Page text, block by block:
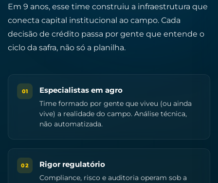
Em 9 anos, esse time construiu a infraestrutura que
conecta capital institucional ao campo. Cada
decisão de crédito passa por gente que entende o
ciclo da safra, não só a planilha.
01 Especialistas em agro
Time formado por gente que viveu (ou ainda
vive) a realidade do campo. Análise técnica,
não automatizada.
02 Rigor regulatório
Compliance, risco e auditoria operam sob a